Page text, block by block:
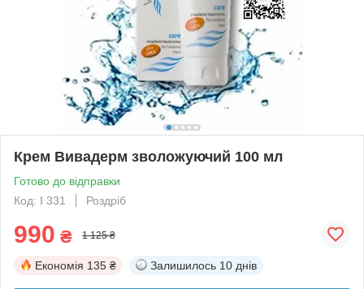
Крем Вивадерм зволожуючий 100 мл
Готово до відправки
Код: I 331
Роздріб
990 ₴ 1 125 ₴
Економія 135 ₴ Залишилось 10 днів